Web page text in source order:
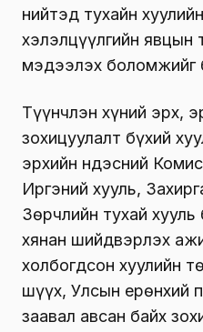
нийтэд тухайн
хэлэлцүүлгийн явцын
мэдээлэх боломжийг
Түүнчлэн хүний эрх,
зохицуулалт бүхий
эрхийн Үндэсний
Иргэний хууль,
Зөрчлийн тухай
хянан шийдвэрлэх
холбогдсон хуулийн
шүүх, Улсын ерөнхий
заавал авсан байх